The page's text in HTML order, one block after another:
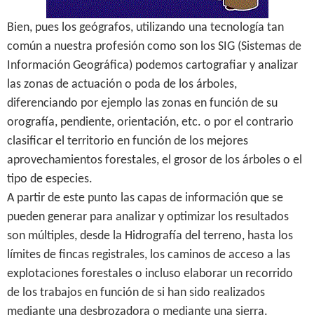
Bien, pues los geógrafos, utilizando una tecnología tan
común a nuestra profesión como son los SIG (Sistemas de
Información Geográfica) podemos cartografiar y analizar
las zonas de actuación o poda de los árboles,
diferenciando por ejemplo las zonas en función de su
orografía, pendiente, orientación, etc. o por el contrario
clasificar el territorio en función de los mejores
aprovechamientos forestales, el grosor de los árboles o el
tipo de especies.
A partir de este punto las capas de información que se
pueden generar para analizar y optimizar los resultados
son múltiples, desde la Hidrografía del terreno, hasta los
límites de fincas registrales, los caminos de acceso a las
explotaciones forestales o incluso elaborar un recorrido
de los trabajos en función de si han sido realizados
mediante una desbrozadora o mediante una sierra.